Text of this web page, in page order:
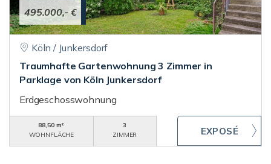
495.000,- €
Köln / Junkersdorf
Traumhafte Gartenwohnung 3 Zimmer in
Parklage von Köln Junkersdorf
Erdgeschosswohnung
88,50 m²
WOHNFLÄCHE
3
ZIMMER